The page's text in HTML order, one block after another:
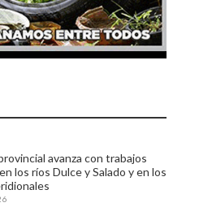
avanza con trabajos
los ríos Dulce y Salado y en los